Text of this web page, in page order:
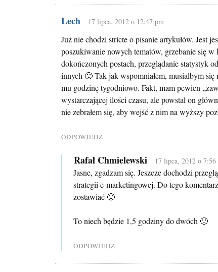
Lech 17 lipca, 2012 o 12:47 pm
Już nie chodzi stricte o pisanie artykułów. Jest
poszukiwanie nowych tematów, grzebanie się
dokończonych postach, przeglądanie statystyk
innych 🙂 Tak jak wspomniałem, musiałbym
mu godzinę tygodniowo. Fakt, mam pewien
wystarczającej ilości czasu, ale powstał on
nie zebrałem się, aby wejść z nim na wyższy
ODPOWIEDZ
Rafał Chmielewski 17 lipca, 2012 o 7:56
Jasne, zgadzam się. Jeszcze dochodzi
strategii e-marketingowej. Do tego
zostawiać 🙂
To niech będzie 1,5 godziny do dwóch 🙂
ODPOWIEDZ